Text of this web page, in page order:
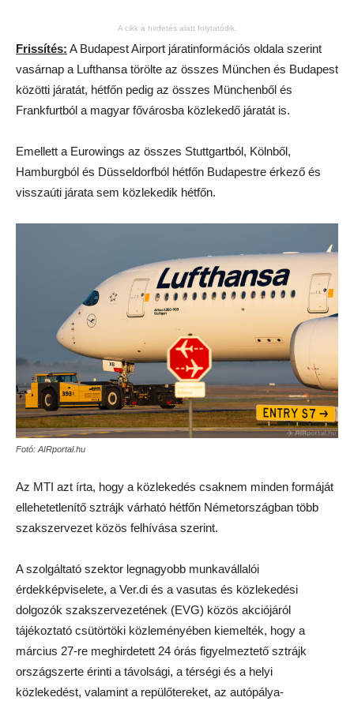
A cikk a hirdetés alatt folytatódik.
Frissítés: A Budapest Airport járatinformációs oldala szerint
vasárnap a Lufthansa törölte az összes München és Budapest
közötti járatát, hétfőn pedig az összes Münchenből és
Frankfurtból a magyar fővárosba közlekedő járatát is.
Emellett a Eurowings az összes Stuttgartból, Kölnből,
Hamburgból és Düsseldorfból hétfőn Budapestre érkező és
visszaúti járata sem közlekedik hétfőn.
Fotó: AIRportal.hu
Az MTI azt írta, hogy a közlekedés csaknem minden formáját
ellehetetlenítő sztrájk várható hétfőn Németországban több
szakszervezet közös felhívása szerint.
A szolgáltató szektor legnagyobb munkavállalói
érdekképviselete, a Ver.di és a vasutas és közlekedési
dolgozók szakszervezetének (EVG) közös akciójáról
tájékoztató csütörtöki közleményében kiemelték, hogy a
március 27-re meghirdetett 24 órás figyelmeztető sztrájk
országszerte érinti a távolsági, a térségi és a helyi
közlekedést, valamint a repülőtereket, az autópálya-